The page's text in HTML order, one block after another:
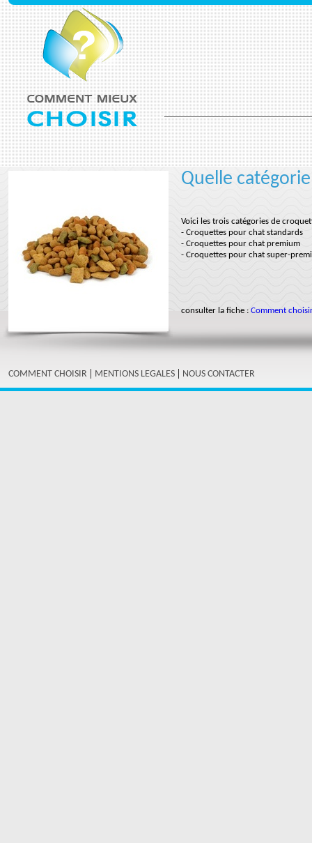
Quelle
Voici les trois catégories de
- Croquettes pour chat standards
- Croquettes pour chat premium
- Croquettes pour chat super-
consulter la fiche : Comment
COMMENT CHOISIR | MENTIONS LEGALES | NOUS CONTACTER